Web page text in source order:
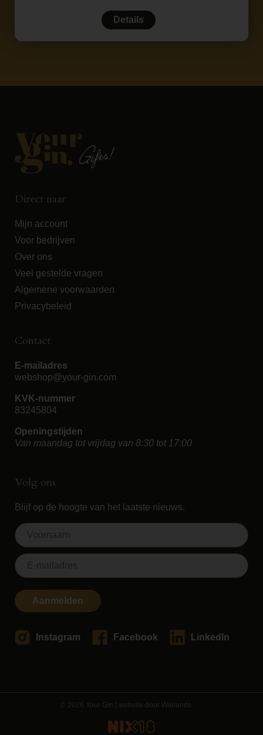
Details
Direct naar
Mijn account
Voor bedrijven
Over ons
Veel gestelde vragen
Algemene voorwaarden
Privacybeleid
Contact
E-mailadres
webshop@your-gin.com
KVK-nummer
83245804
Openingstijden
Van maandag tot vrijdag van 8:30 tot 17:00
Volg ons
Blijf op de hoogte van het laatste nieuws.
Aanmelden
Instagram Facebook LinkedIn
© 2026 Your Gin | website door Wielands